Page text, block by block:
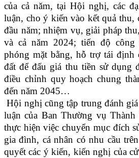
của cả năm, tại Hội nghị, các
luận, cho ý kiến vào kết quả thu,
đầu năm; nhiệm vụ, giải pháp
và cả năm 2024; tiến độ
phóng mặt bằng, hỗ trợ tái định
đất để đấu giá thu tiền sử dụng
điều chỉnh quy hoạch chung
đến năm 2045…
Hội nghị cũng tập trung đánh
luận của Ban Thường vụ
thực hiện việc chuyển mục đích
gia đình, cá nhân có nhu cầu
quyết các ý kiến, kiến nghị của